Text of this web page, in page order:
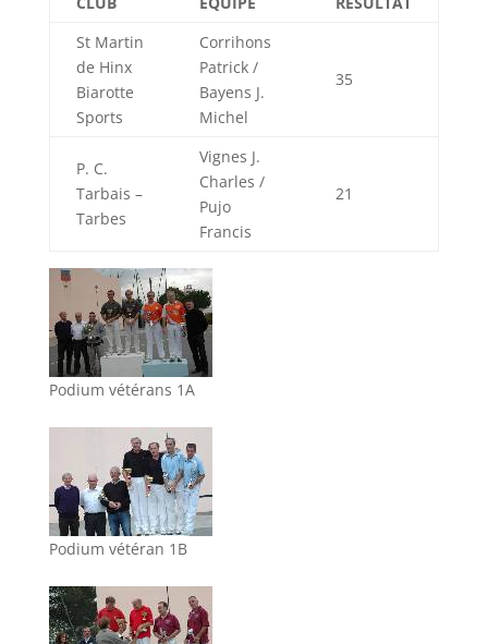
St Martin
de Hinx
Biarotte
Sports
Corrihons
Patrick /
Bayens J.
Michel
35
P. C.
Tarbais –
Tarbes
Vignes J.
Charles /
Pujo
Francis
21
Podium vétérans 1A
Podium vétéran 1B